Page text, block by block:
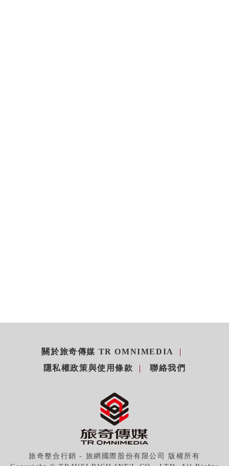
關於旅奇傳媒 TR OMNIMEDIA
隱私權政策與使用條款
聯絡我們
旅奇整合行銷 - 旅網國際股份有限公司 版權所有